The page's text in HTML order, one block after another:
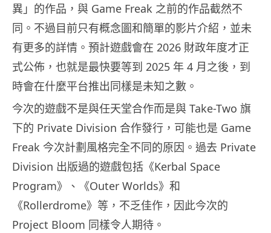
異」的作品，與 Game Freak 之前的作品截然不
同。不過目前只有概念圖和簡單的影片介紹，並未
有更多的詳情。預計遊戲會在 2026 財政年度才正
式公佈，也就是最快要等到 2025 年 4 月之後，到
時會在什麼平台推出同樣是未知之數。
今次的遊戲不是與任天堂合作而是與 Take-Two 旗
下的 Private Division 合作發行，可能也是 Game
Freak 今次計劃風格完全不同的原因。過去 Private
Division 出版過的遊戲包括《Kerbal Space
Program》、《Outer Worlds》和
《Rollerdrome》等，不乏佳作，因此今次的
Project Bloom 同樣令人期待。